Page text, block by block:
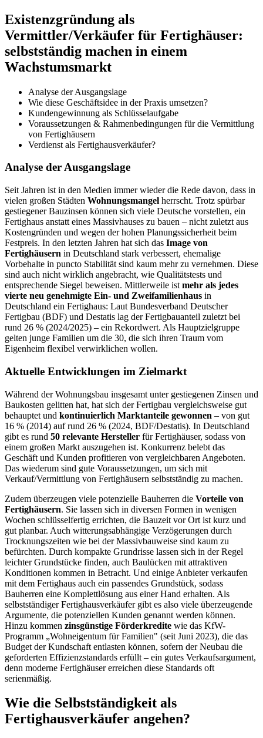
Existenzgründung als
Vermittler/Verkäufer für Fertighäuser:
selbstständig machen in einem
Wachstumsmarkt
Analyse der Ausgangslage
Wie diese Geschäftsidee in der Praxis umsetzen?
Kundengewinnung als Schlüsselaufgabe
Voraussetzungen & Rahmenbedingungen für die Vermittlung
von Fertighäusern
Verdienst als Fertighausverkäufer?
Analyse der Ausgangslage
Seit Jahren ist in den Medien immer wieder die Rede davon, dass in
vielen großen Städten Wohnungsmangel herrscht. Trotz spürbar
gestiegener Bauzinsen können sich viele Deutsche vorstellen, ein
Fertighaus anstatt eines Massivhauses zu bauen – nicht zuletzt aus
Kostengründen und wegen der hohen Planungssicherheit beim
Festpreis. In den letzten Jahren hat sich das Image von
Fertighäusern in Deutschland stark verbessert, ehemalige
Vorbehalte in puncto Stabilität sind kaum mehr zu vernehmen. Diese
sind auch nicht wirklich angebracht, wie Qualitätstests und
entsprechende Siegel beweisen. Mittlerweile ist mehr als jedes
vierte neu genehmigte Ein- und Zweifamilienhaus in
Deutschland ein Fertighaus: Laut Bundesverband Deutscher
Fertigbau (BDF) und Destatis lag der Fertigbauanteil zuletzt bei
rund 26 % (2024/2025) – ein Rekordwert. Als Hauptzielgruppe
gelten junge Familien um die 30, die sich ihren Traum vom
Eigenheim flexibel verwirklichen wollen.
Aktuelle Entwicklungen im Zielmarkt
Während der Wohnungsbau insgesamt unter gestiegenen Zinsen und
Baukosten gelitten hat, hat sich der Fertigbau vergleichsweise gut
behauptet und kontinuierlich Marktanteile gewonnen – von gut
16 % (2014) auf rund 26 % (2024, BDF/Destatis). In Deutschland
gibt es rund 50 relevante Hersteller für Fertighäuser, sodass von
einem großen Markt auszugehen ist. Konkurrenz belebt das
Geschäft und Kunden profitieren von vergleichbaren Angeboten.
Das wiederum sind gute Voraussetzungen, um sich mit
Verkauf/Vermittlung von Fertighäusern selbstständig zu machen.
Zudem überzeugen viele potenzielle Bauherren die Vorteile von
Fertighäusern. Sie lassen sich in diversen Formen in wenigen
Wochen schlüsselfertig errichten, die Bauzeit vor Ort ist kurz und
gut planbar. Auch witterungsabhängige Verzögerungen durch
Trocknungszeiten wie bei der Massivbauweise sind kaum zu
befürchten. Durch kompakte Grundrisse lassen sich in der Regel
leichter Grundstücke finden, auch Baulücken mit attraktiven
Konditionen kommen in Betracht. Und einige Anbieter verkaufen
mit dem Fertighaus auch ein passendes Grundstück, sodass
Bauherren eine Komplettlösung aus einer Hand erhalten. Als
selbstständiger Fertighausverkäufer gibt es also viele überzeugende
Argumente, die potenziellen Kunden genannt werden können.
Hinzu kommen zinsgünstige Förderkredite wie das KfW-
Programm „Wohneigentum für Familien" (seit Juni 2023), die das
Budget der Kundschaft entlasten können, sofern der Neubau die
geforderten Effizienzstandards erfüllt – ein gutes Verkaufsargument,
denn moderne Fertighäuser erreichen diese Standards oft
serienmäßig.
Wie die Selbstständigkeit als
Fertighausverkäufer angehen?